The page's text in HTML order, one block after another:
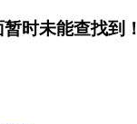
时未能查找到！